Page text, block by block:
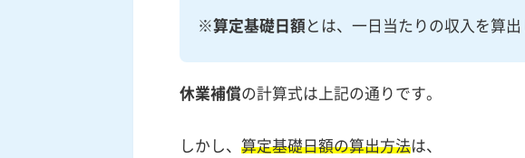
※算定基礎日額 とは、一日当たりの収入を算出
休業補償の計算式は上記の通りです。
しかし、算定基礎日額の算出方法は、